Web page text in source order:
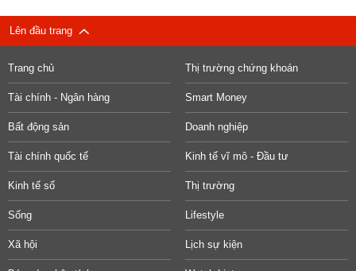
Lên đầu trang
Trang chủ Thị trường chứng khoán
Tài chính - Ngân hàng Smart Money
Bất động sản Doanh nghiệp
Tài chính quốc tế Kinh tế vĩ mô - Đầu tư
Kinh tế số Thị trường
Sống Lifestyle
Xã hội Lịch sự kiện